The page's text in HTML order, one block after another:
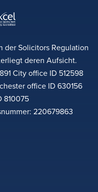
der Solicitors Regulation
deren Aufsicht.
City office ID 512598
office ID 630156
810075
220679863